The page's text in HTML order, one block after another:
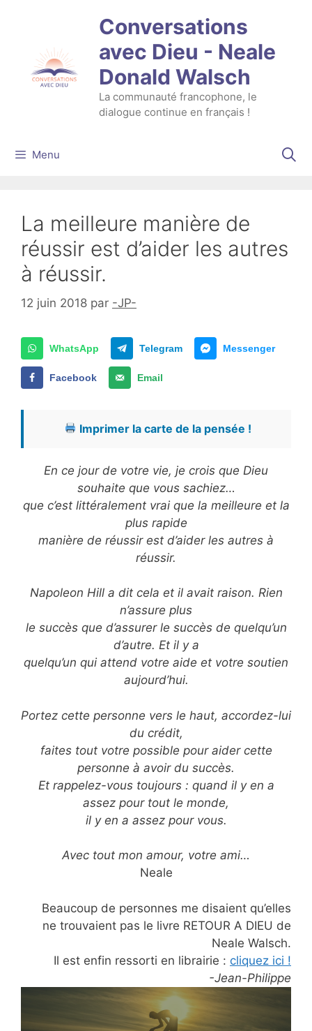
Conversations
avec Dieu - Neale
Donald Walsch
La communauté francophone, le
dialogue continue en français !
Menu
La meilleure manière de
réussir est d’aider les autres
à réussir.
12 juin 2018 par -JP-
WhatsApp Telegram Messenger
Facebook Email
Imprimer la carte de la pensée !
En ce jour de votre vie, je crois que Dieu
souhaite que vous sachiez…
que c’est littéralement vrai que la meilleure et la
plus rapide
manière de réussir est d’aider les autres à
réussir.
Napoleon Hill a dit cela et il avait raison. Rien
n’assure plus
le succès que d’assurer le succès de quelqu’un
d’autre. Et il y a
quelqu’un qui attend votre aide et votre soutien
aujourd’hui.
Portez cette personne vers le haut, accordez-lui
du crédit,
faites tout votre possible pour aider cette
personne à avoir du succès.
Et rappelez-vous toujours : quand il y en a
assez pour tout le monde,
il y en a assez pour vous.
Avec tout mon amour, votre ami…
Neale
Beaucoup de personnes me disaient qu’elles
ne trouvaient pas le livre RETOUR A DIEU de
Neale Walsch.
Il est enfin ressorti en librairie : cliquez ici !
-Jean-Philippe